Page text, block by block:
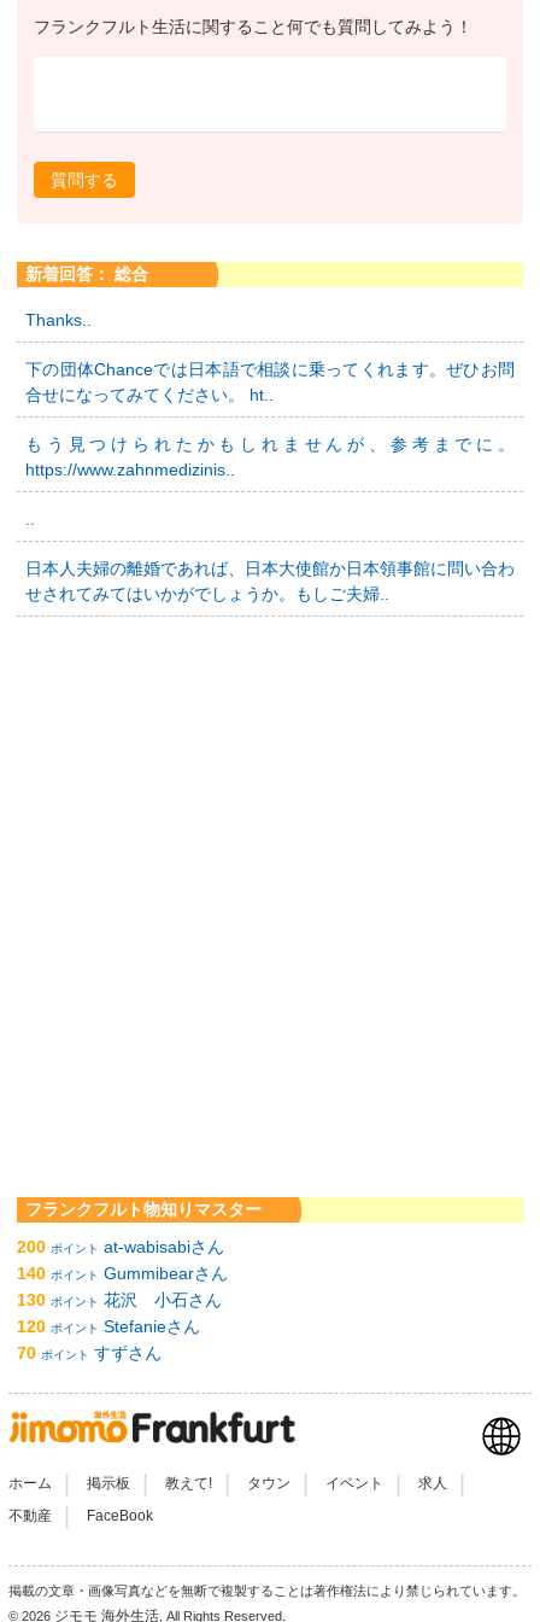
フランクフルト生活に関すること何でも質問してみよう！
質問する
新着回答： 総合
Thanks..
下の団体Chanceでは日本語で相談に乗ってくれます。ぜひお問
合せになってみてください。 ht..
もう見つけられたかもしれませんが、参考までに。
https://www.zahnmedizinis..
..
日本人夫婦の離婚であれば、日本大使館か日本領事館に問い合わ
せされてみてはいかがでしょうか。もしご夫婦..
フランクフルト物知りマスター
200 ポイント at-wabisabiさん
140 ポイント Gummibearさん
130 ポイント 花沢 小石さん
120 ポイント Stefanieさん
70 ポイント すずさん
ホーム 掲示板 教えて! タウン イベント 求人
不動産 | FaceBook
掲載の文章・画像写真などを無断で複製することは著作権法により禁じられています。
© 2026 ジモモ 海外生活 , All Rights Reserved.